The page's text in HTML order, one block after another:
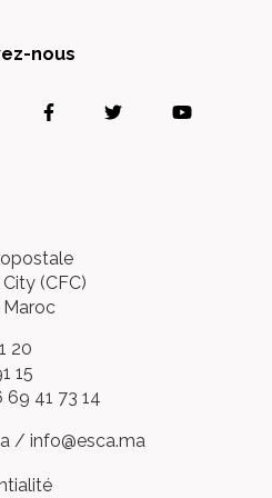
nous
(CFC)
20
15
69 41 73 14
/ info@esca.ma